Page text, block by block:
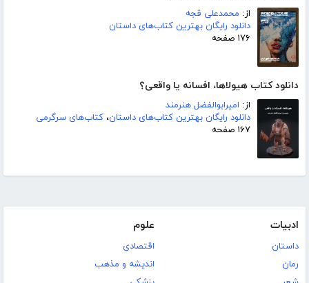
از: محمدعلی قجه
دانلود رایگان بهترین کتاب‌های داستان
۱۷۶ صفحه
دانلود کتاب هیولاها، افسانه یا واقعی؟
از: امیرابوالفضل هنرمند
دانلود رایگان بهترین کتاب‌های داستان، کتاب‌های سرگرمی
۱۶۷ صفحه
ادبیات
داستان
رمان
علوم
اقتصادی
اندیشه و مذهب